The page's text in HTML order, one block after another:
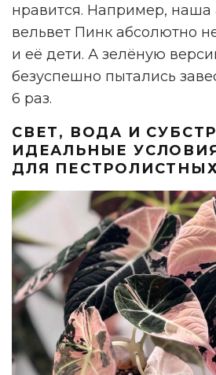
нравится. Например, наша
вельвет Пинк абсолютно
и её дети. А зелёную
безуспешно пытались
6 раз.
СВЕТ, ВОДА И
ИДЕАЛЬНЫЕ
ДЛЯ